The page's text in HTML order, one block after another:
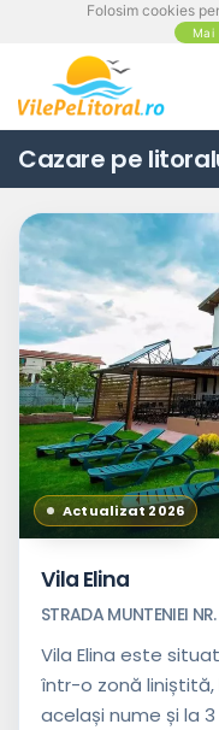
Folosim cookies
Mai
Cazare pe
Actualizat 2026
Vila Elina
STRADA MUNTENIEI
Vila Elina este
într-o zonă
același nume și la